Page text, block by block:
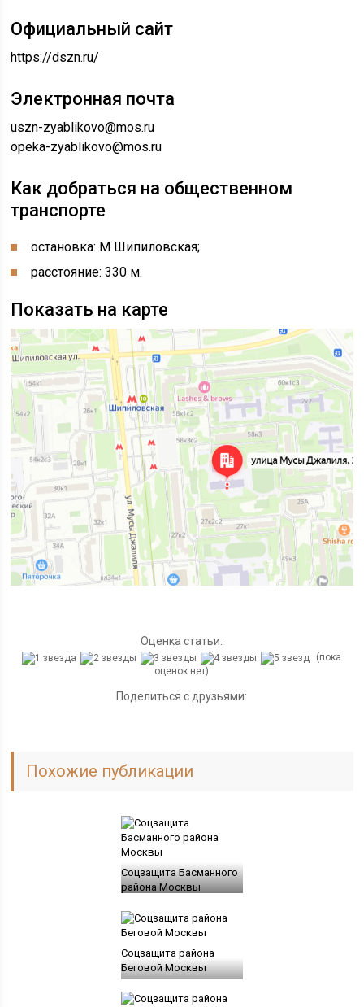
Официальный сайт
https://dszn.ru/
Электронная почта
uszn-zyablikovo@mos.ru
opeka-zyablikovo@mos.ru
Как добраться на общественном
транспорте
остановка: М Шипиловская;
расстояние: 330 м.
Показать на карте
Оценка статьи:
(пока
оценок нет)
Поделиться с друзьями:
Похожие публикации
Соцзащита Басманного
района Москвы
Соцзащита района
Беговой Москвы